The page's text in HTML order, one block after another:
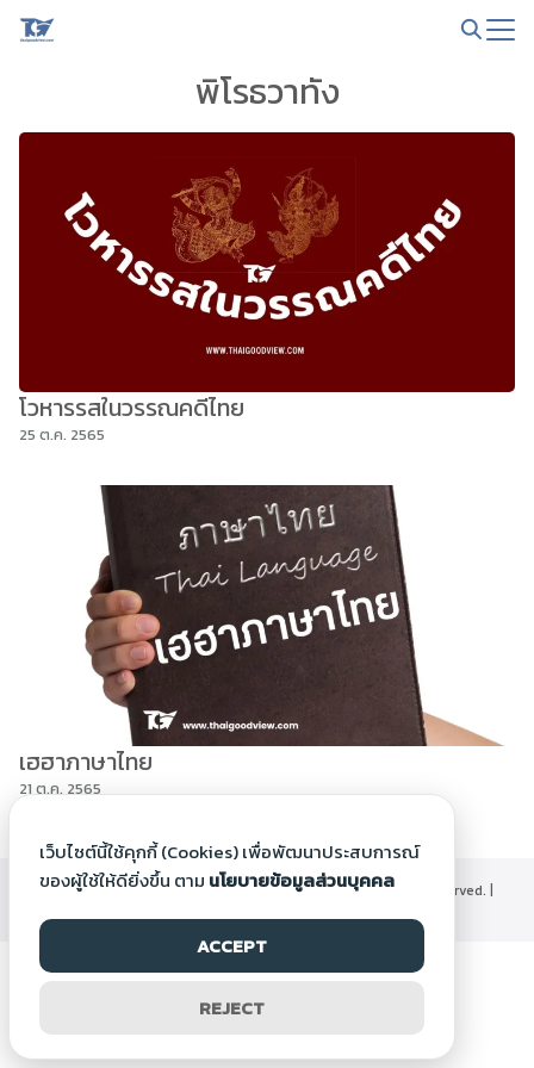
Skip
พิโรธวาทัง
โวหารรสในวรรณคดีไทย
25 ต.ค. 2565
เฮฮาภาษาไทย
21 ต.ค. 2565
©2000-2026 Thaigoodview.com, All rights reserved. |
เว็บไซต์นี้ใช้คุกกี้ (Cookies) เพื่อพัฒนาประสบการณ์
ของผู้ใช้ให้ดียิ่งขึ้น ตาม นโยบายข้อมูลส่วนบุคคล
ACCEPT
REJECT